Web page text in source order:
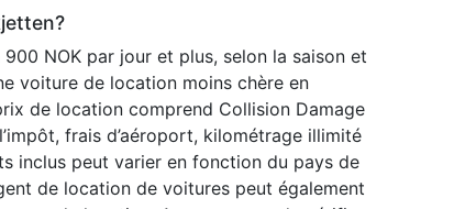
NOK par jour et plus, selon la saison et
voiture de location moins chère en
de location comprend Collision Damage
frais d’aéroport, kilométrage illimité
inclus peut varier en fonction du pays de
de location de voitures peut également